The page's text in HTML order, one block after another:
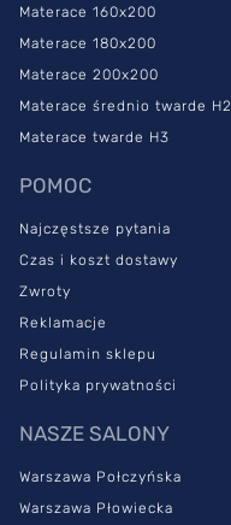
Materace 160x200
Materace 180x200
Materace 200x200
Materace średnio twarde H2
Materace twarde H3
POMOC
Najczęstsze pytania
Czas i koszt dostawy
Zwroty
Reklamacje
Regulamin sklepu
Polityka prywatności
NASZE SALONY
Warszawa Połczyńska
Warszawa Płowiecka